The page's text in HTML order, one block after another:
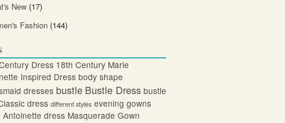
New (17)
Fashion (144)
Dress 18th Century Marie
Inspired Dress body shape
dresses bustle Bustle Dress bustle
dress different styles evening gowns
Antoinette dress Masquerade Gown